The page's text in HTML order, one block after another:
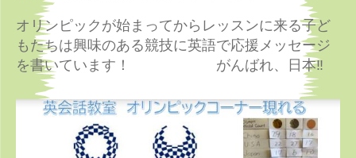
オリンピックが始まってからレッスンに来る子ど
もたちは興味のある競技に英語で応援メッセージ
を書いています！ がんばれ、日本‼